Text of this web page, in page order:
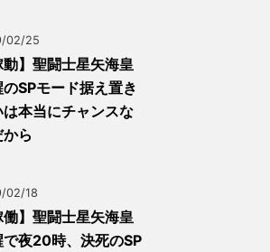
02/25
動】聖闘士星矢海皇
SPモード据え置き
は本当にチャンスな
ら
02/18
働】聖闘士星矢海皇
で夜20時、決死のSP